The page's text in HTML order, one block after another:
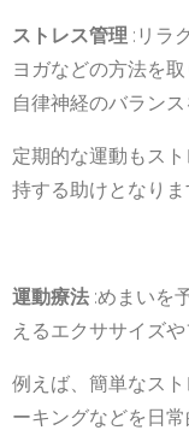
ストレス管理 :リラ
ヨガなどの方法を
自律神経のバラン
定期的な運動もス
持する助けとなりま
運動療法 :めまいを
えるエクササイズ
例えば、簡単なス
ーキングなどを日